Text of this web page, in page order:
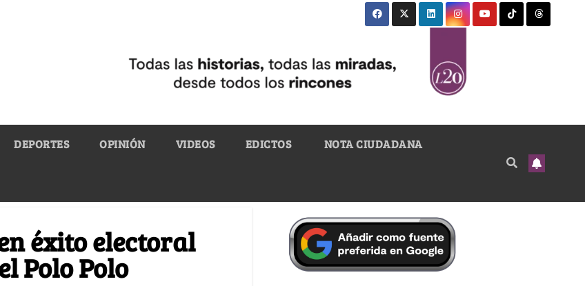
DEPORTES OPINIÓN VIDEOS EDICTOS NOTA CIUDADANA
éxito electoral
Polo Polo